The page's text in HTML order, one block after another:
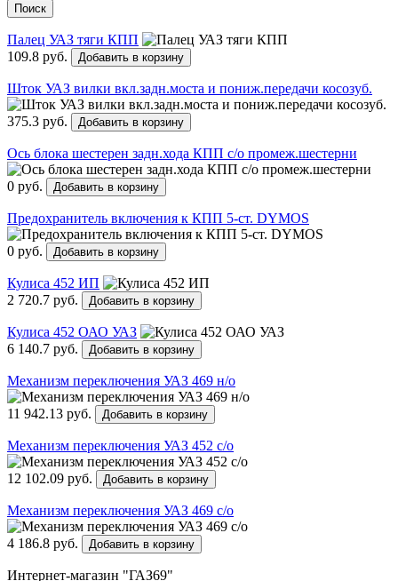
Поиск
Палец УАЗ тяги КПП
109.8 руб.
Добавить в корзину
Шток УАЗ вилки вкл.задн.моста и пониж.передачи косозуб.
375.3 руб. Добавить в корзину
Ось блока шестерен задн.хода КПП с/о промеж.шестерни
0 руб. Добавить в корзину
Предохранитель включения к КПП 5-ст. DYMOS
0 руб. Добавить в корзину
Кулиса 452 ИП
2 720.7 руб.
Добавить в корзину
Кулиса 452 ОАО УАЗ
6 140.7 руб.
Добавить в корзину
Механизм переключения УАЗ 469 н/о
11 942.13 руб. Добавить в корзину
Механизм переключения УАЗ 452 с/о
12 102.09 руб. Добавить в корзину
Механизм переключения УАЗ 469 с/о
4 186.8 руб. Добавить в корзину
Интернет-магазин "ГАЗ69"